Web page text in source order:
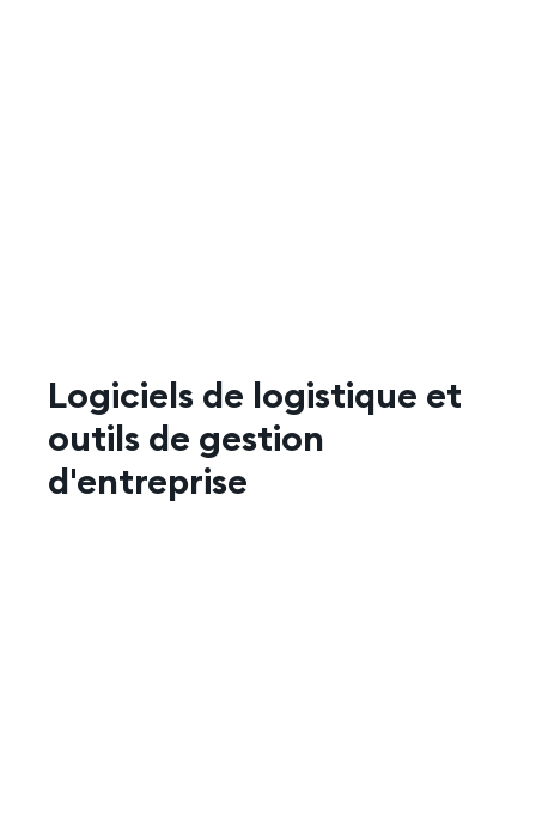
Logiciels de logistique et
outils de gestion
d'entreprise